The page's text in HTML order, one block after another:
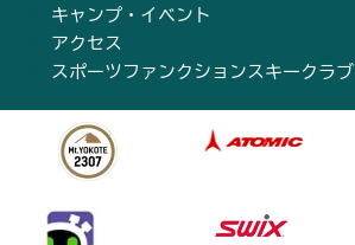
キャンプ・イベント
アクセス
スポーツファンクションスキークラブ